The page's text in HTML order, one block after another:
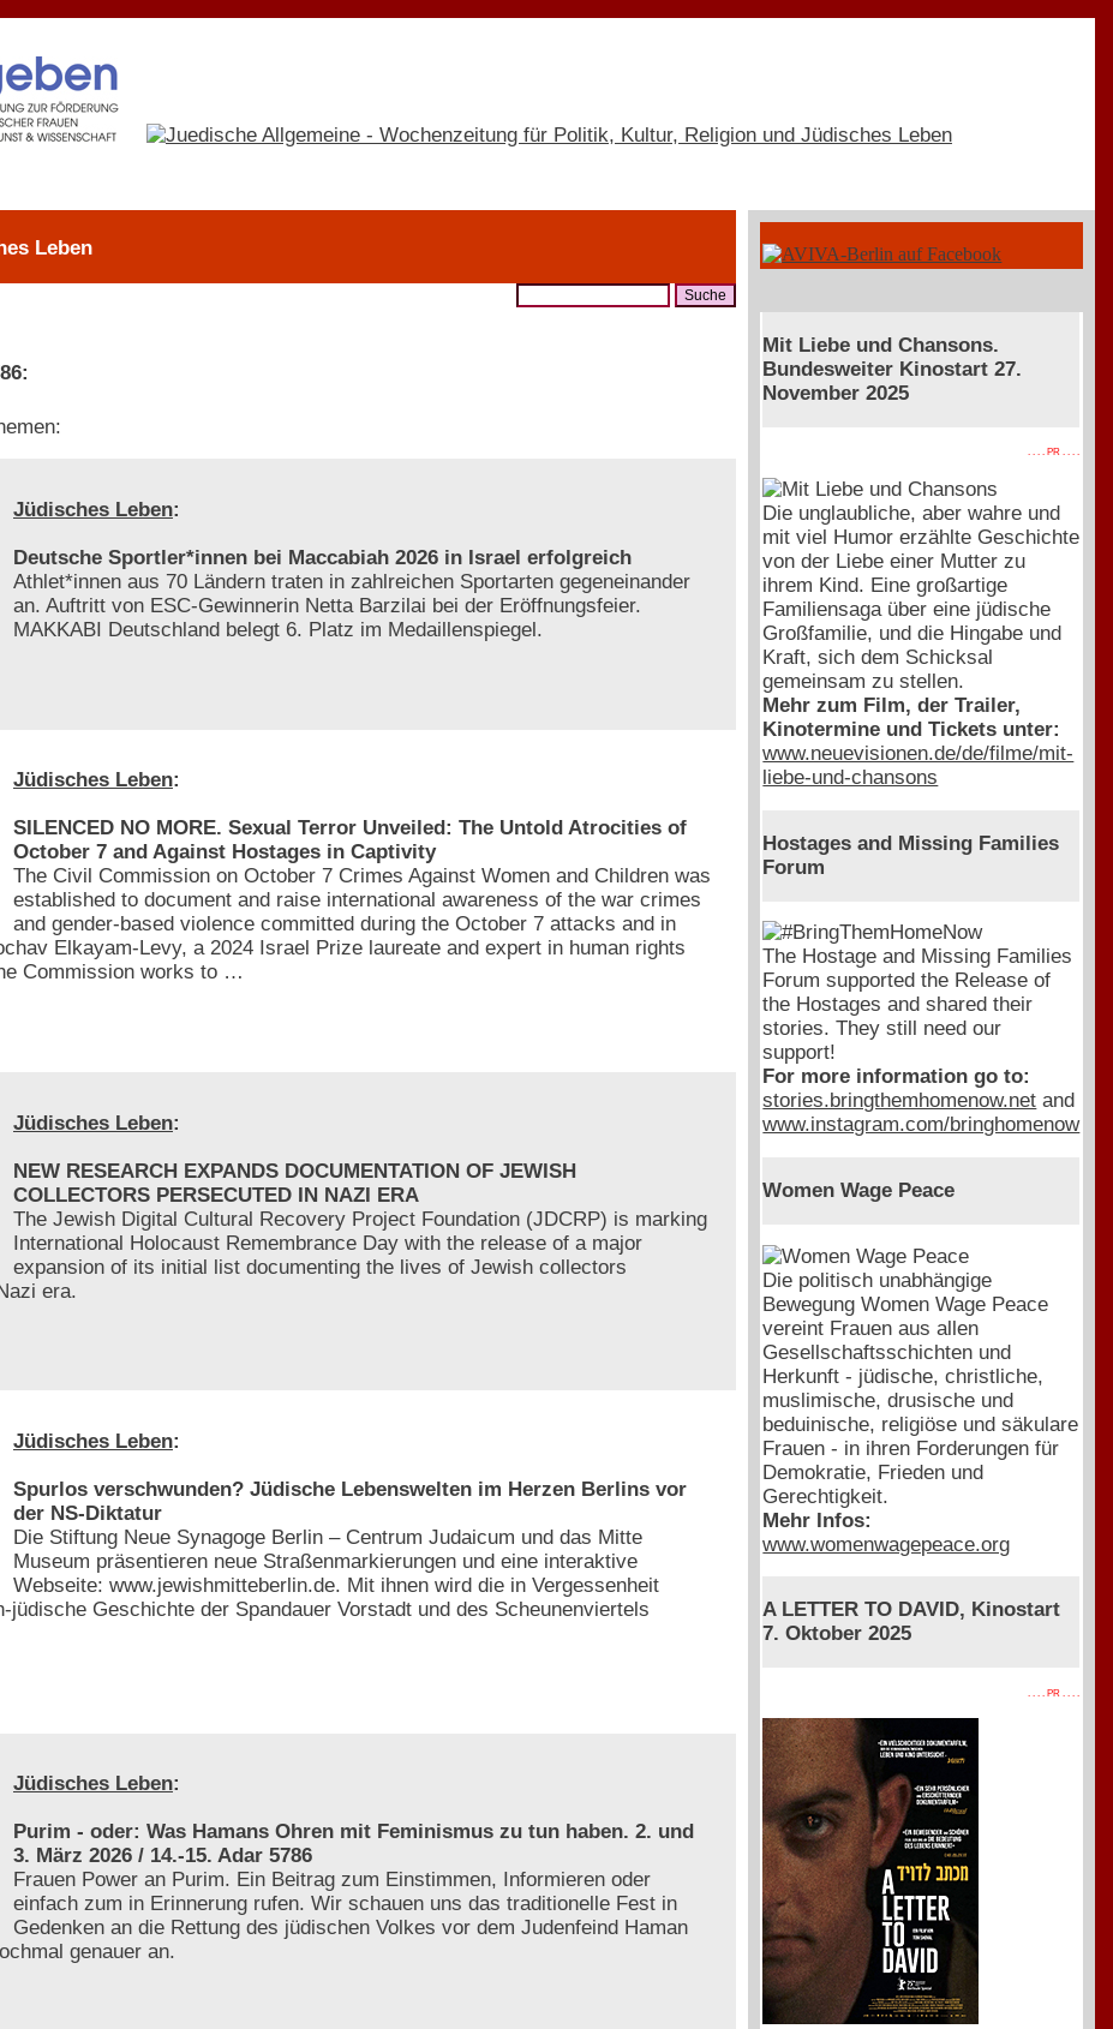
Leben
Jüdisches Leben:
Deutsche Sportler*innen bei Maccabiah 2026 in Israel erfolgreich
Athlet*innen aus 70 Ländern traten in zahlreichen Sportarten gegeneinander
an. Auftritt von ESC-Gewinnerin Netta Barzilai bei der Eröffnungsfeier.
MAKKABI Deutschland belegt 6. Platz im Medaillenspiegel.
Jüdisches Leben:
SILENCED NO MORE. Sexual Terror Unveiled: The Untold Atrocities of
October 7 and Against Hostages in Captivity
The Civil Commission on October 7 Crimes Against Women and Children was
established to document and raise international awareness of the war crimes
and gender-based violence committed during the October 7 attacks and in
Elkayam-Levy, a 2024 Israel Prize laureate and expert in human rights
Commission works to …
Jüdisches Leben:
NEW RESEARCH EXPANDS DOCUMENTATION OF JEWISH
COLLECTORS PERSECUTED IN NAZI ERA
The Jewish Digital Cultural Recovery Project Foundation (JDCRP) is marking
International Holocaust Remembrance Day with the release of a major
expansion of its initial list documenting the lives of Jewish collectors
era.
Jüdisches Leben:
Spurlos verschwunden? Jüdische Lebenswelten im Herzen Berlins vor
der NS-Diktatur
Die Stiftung Neue Synagoge Berlin – Centrum Judaicum und das Mitte
Museum präsentieren neue Straßenmarkierungen und eine interaktive
Webseite: www.jewishmitteberlin.de. Mit ihnen wird die in Vergessenheit
jüdische Geschichte der Spandauer Vorstadt und des Scheunenviertels
Jüdisches Leben:
Purim - oder: Was Hamans Ohren mit Feminismus zu tun haben. 2. und
3. März 2026 / 14.-15. Adar 5786
Frauen Power an Purim. Ein Beitrag zum Einstimmen, Informieren oder
einfach zum in Erinnerung rufen. Wir schauen uns das traditionelle Fest in
Gedenken an die Rettung des jüdischen Volkes vor dem Judenfeind Haman
genauer an.
Mit Liebe und Chansons.
Bundesweiter Kinostart 27.
November 2025
. . . . PR . . . .
Die unglaubliche, aber wahre und
mit viel Humor erzählte Geschichte
von der Liebe einer Mutter zu
ihrem Kind. Eine großartige
Familiensaga über eine jüdische
Großfamilie, und die Hingabe und
Kraft, sich dem Schicksal
gemeinsam zu stellen.
Mehr zum Film, der Trailer,
Kinotermine und Tickets unter:
www.neuevisionen.de/de/filme/mit-
liebe-und-chansons
Hostages and Missing Families
Forum
The Hostage and Missing Families
Forum supported the Release of
the Hostages and shared their
stories. They still need our
support!
For more information go to:
stories.bringthemhomenow.net and
www.instagram.com/bringhomenow
Women Wage Peace
Die politisch unabhängige
Bewegung Women Wage Peace
vereint Frauen aus allen
Gesellschaftsschichten und
Herkunft - jüdische, christliche,
muslimische, drusische und
beduinische, religiöse und säkulare
Frauen - in ihren Forderungen für
Demokratie, Frieden und
Gerechtigkeit.
Mehr Infos:
www.womenwagepeace.org
A LETTER TO DAVID, Kinostart
7. Oktober 2025
. . . . PR . . . .